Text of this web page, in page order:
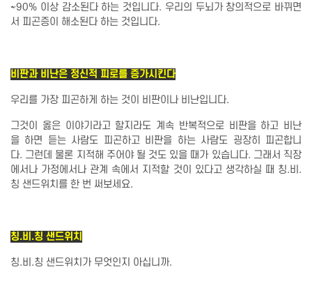
~90% 이상 감소된다 하는 것입니다. 우리의 두뇌가 창의적으로 바뀌면
서 피곤증이 해소된다 하는 것입니다.
비판과 비난은 정신적 피로를 증가시킨다
우리를 가장 피곤하게 하는 것이 비판이나 비난입니다.
그것이 옳은 이야기라고 할지라도 계속 반복적으로 비판을 하고 비난
을 하면 듣는 사람도 피곤하고 비판을 하는 사람도 굉장히 피곤합니
다. 그런데 물론 지적해 주어야 될 것도 있을 때가 있습니다. 그래서 직장
에서나 가정에서나 관계 속에서 지적할 것이 있다고 생각하실 때 칭.비.
칭 샌드위치를 한 번 써보세요.
칭.비.칭 샌드위치
칭.비.칭 샌드위치가 무엇인지 아십니까.